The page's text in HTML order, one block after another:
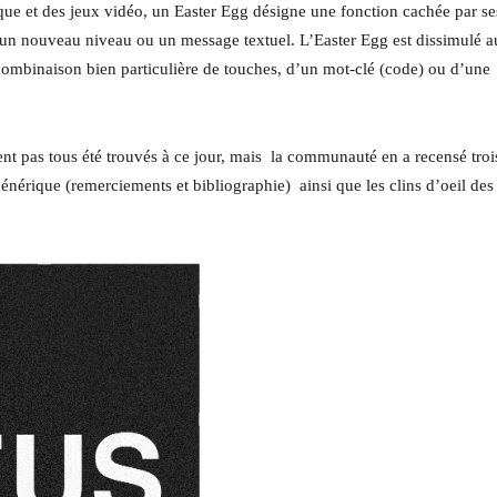
et des jeux vidéo, un Easter Egg désigne une fonction cachée par
nouveau niveau ou un message textuel. L’Easter Egg est dissimulé
bien particulière de touches, d’un mot-clé (code) ou d’une
pas tous été trouvés à ce jour, mais la communauté en a recensé
(remerciements et bibliographie) ainsi que les clins d’oeil des